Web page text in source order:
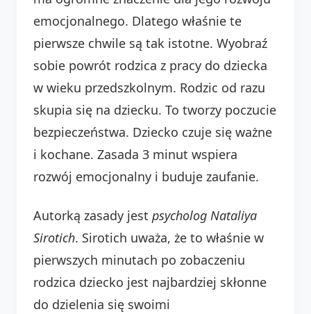
emocjonalnego. Dlatego właśnie te
pierwsze chwile są tak istotne. Wyobraź
sobie powrót rodzica z pracy do dziecka
w wieku przedszkolnym. Rodzic od razu
skupia się na dziecku. To tworzy poczucie
bezpieczeństwa. Dziecko czuje się ważne
i kochane. Zasada 3 minut wspiera
rozwój emocjonalny i buduje zaufanie.
Autorką zasady jest psycholog Nataliya
Sirotich. Sirotich uważa, że to właśnie w
pierwszych minutach po zobaczeniu
rodzica dziecko jest najbardziej skłonne
do dzielenia się swoimi